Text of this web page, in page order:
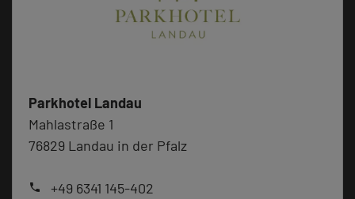
Parkhotel Landau
Mahlastraße 1
76829 Landau in der Pfalz
phone +49 6341 145-402